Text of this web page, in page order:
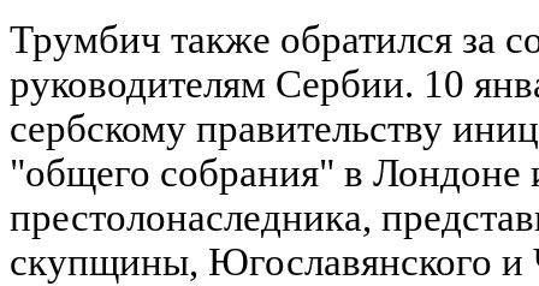
Трумбич также обратился за
руководителям Сербии. 10
сербскому правительству
"общего собрания" в
престолонаследника,
скупщины, Югославянского и